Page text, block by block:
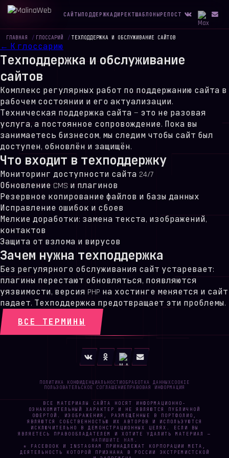
САЙТЫПОДДЕРЖКА ДИРЕКТШАБЛОНЫРЕПОСТ
ГЛАВНАЯ / ГЛОССАРИЙ / ТЕХПОДДЕРЖКА И ОБСЛУЖИВАНИЕ САЙТОВ
← К глоссарию
Техподдержка и обслуживание
сайтов
Комплекс регулярных работ по поддержанию сайта в
рабочем состоянии и его актуализации.
Техническая поддержка сайта — это не разовая
услуга, а постоянное сопровождение. Пока вы
занимаетесь бизнесом, мы следим чтобы сайт был
доступен, обновлён и защищён.
Что входит в техподдержку
Мониторинг доступности сайта 24/7
Обновление CMS и плагинов
Резервное копирование файлов и базы данных
Исправление ошибок и сбоев
Мелкие доработки: замена текста, изображений,
контактов
Защита от взлома и вирусов
Зачем нужна техподдержка
Без регулярного обслуживания сайт устаревает:
плагины перестают обновляться, появляются
уязвимости, версия PHP на хостинге меняется и сайт
падает. Техподдержка предотвращает эти проблемы.
ВСЕ ТЕРМИНЫ
ПОЛИТИКА КОНФИДЕНЦИАЛЬНОСТИ ОБРАБОТКА ДАННЫХ COOKIE
ПОЛЬЗОВАТЕЛЬСКОЕ СОГЛАШЕНИЕ ПРАВОВАЯ ИНФОРМАЦИЯ
ВСЕ МАТЕРИАЛЫ САЙТА НОСЯТ ИНФОРМАЦИОННО-
ОЗНАКОМИТЕЛЬНЫЙ ХАРАКТЕР И НЕ ЯВЛЯЮТСЯ ПУБЛИЧНОЙ
ОФЕРТОЙ. ИЗОБРАЖЕНИЯ, РАЗМЕЩЁННЫЕ В ПОРТФОЛИО,
ЯВЛЯЮТСЯ СОБСТВЕННОСТЬЮ ИХ АВТОРОВ И ИСПОЛЬЗУЮТСЯ
ИСКЛЮЧИТЕЛЬНО В ДЕМОНСТРАЦИОННЫХ ЦЕЛЯХ. ЕСЛИ ВЫ
ЯВЛЯЕТЕСЬ ПРАВООБЛАДАТЕЛЕМ И ХОТИТЕ УДАЛИТЬ МАТЕРИАЛ —
НАПИШИТЕ НАМ .
* FACEBOOK И INSTAGRAM ПРИНАДЛЕЖАТ КОРПОРАЦИИ META,
ДЕЯТЕЛЬНОСТЬ КОТОРОЙ ПРИЗНАНА В РОССИИ ЭКСТРЕМИСТСКОЙ